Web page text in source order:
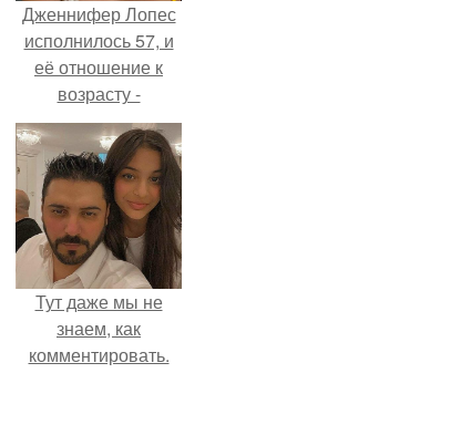
Дженнифер Лопес
исполнилось 57, и
её отношение к
возрасту -
настоящий
манифест
уверенности: "не
говорите, что я
отлично выгляжу
для 57.
Тут даже мы не
знаем, как
комментировать.